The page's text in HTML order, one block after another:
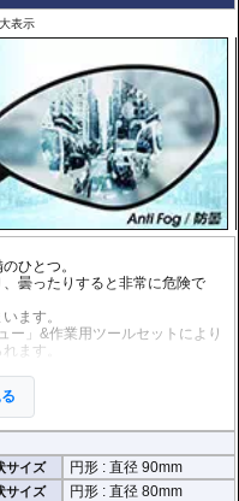
ト付属 :
、気泡の混入を防ぎ、きれいに
ら２日ほどで自然に気泡が消える
た。
とがありません。フィルムを剥
表示
ひとつ。
曇ったりすると非常に危険で
ます。
ー」&作業用ツールセットにより
ます。
ィルムをご選択ください
間から２日ほどで自然に気泡が
サイズ 円形 : 直径 90mm
サイズ 円形 : 直径 80mm